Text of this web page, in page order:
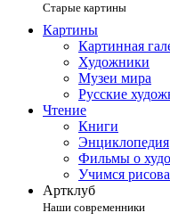
Старые картины
Картины
Картинная
Художники
Музеи мира
Русские
Чтение
Книги
Энциклопедия
Фильмы о
Учимся
Артклуб
Наши современники